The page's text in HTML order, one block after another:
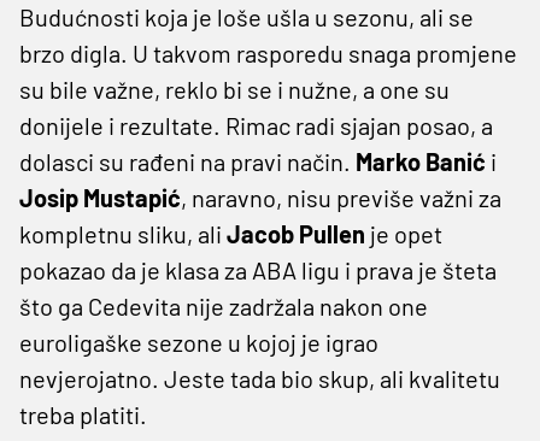
Budućnosti koja je loše ušla u sezonu, ali se
brzo digla. U takvom rasporedu snaga promjene
su bile važne, reklo bi se i nužne, a one su
donijele i rezultate. Rimac radi sjajan posao, a
dolasci su rađeni na pravi način. Marko Banić i
Josip Mustapić, naravno, nisu previše važni za
kompletnu sliku, ali Jacob Pullen je opet
pokazao da je klasa za ABA ligu i prava je šteta
što ga Cedevita nije zadržala nakon one
euroligaške sezone u kojoj je igrao
nevjerojatno. Jeste tada bio skup, ali kvalitetu
treba platiti.